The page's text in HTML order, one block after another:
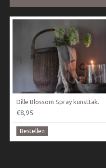
Dille Blossom Spray kunsttak.
€8,95
Bestellen